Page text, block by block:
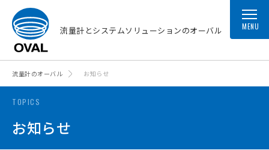
流量計とシステムソリューションのオーバル MENU
流量計のオーバル お知らせ
TOPICS
お知らせ